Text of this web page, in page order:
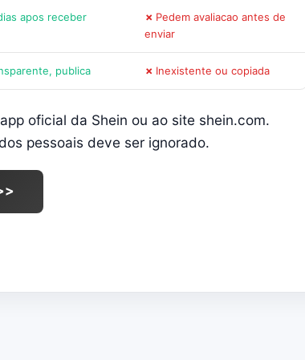
apos receber
Pedem avaliacao antes de
enviar
publica Inexistente ou copiada
oficial da Shein ou ao site shein.com.
pessoais deve ser ignorado.